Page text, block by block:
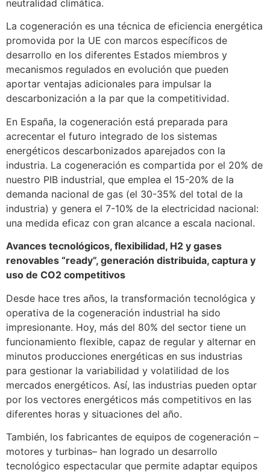
neutralidad climática.
La cogeneración es una técnica de eficiencia energética
promovida por la UE con marcos específicos de
desarrollo en los diferentes Estados miembros y
mecanismos regulados en evolución que pueden
aportar ventajas adicionales para impulsar la
descarbonización a la par que la competitividad.
En España, la cogeneración está preparada para
acrecentar el futuro integrado de los sistemas
energéticos descarbonizados aparejados con la
industria. La cogeneración es compartida por el 20% de
nuestro PIB industrial, que emplea el 15-20% de la
demanda nacional de gas (el 30-35% del total de la
industria) y genera el 7-10% de la electricidad nacional:
una medida eficaz con gran alcance a escala nacional.
Avances tecnológicos, flexibilidad, H2 y gases
renovables “ready”, generación distribuida, captura y
uso de CO2 competitivos
Desde hace tres años, la transformación tecnológica y
operativa de la cogeneración industrial ha sido
impresionante. Hoy, más del 80% del sector tiene un
funcionamiento flexible, capaz de regular y alternar en
minutos producciones energéticas en sus industrias
para gestionar la variabilidad y volatilidad de los
mercados energéticos. Así, las industrias pueden optar
por los vectores energéticos más competitivos en las
diferentes horas y situaciones del año.
También, los fabricantes de equipos de cogeneración –
motores y turbinas– han logrado un desarrollo
tecnológico espectacular que permite adaptar equipos